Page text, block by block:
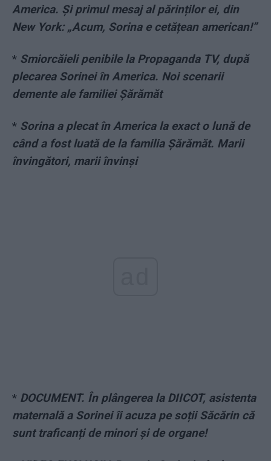
America. Și primul mesaj al părinților ei, din
New York: „Acum, Sorina e cetățean american!”
* Smiorcăieli penibile la Propaganda TV, după
plecarea Sorinei în America. Noi scenarii
demente ale familiei Șărămăt
* Sorina a plecat în America la exact o lună de
când a fost luată de la familia Șărămăt. Marii
învingători, marii învinși
* DOCUMENT. În plângerea la DIICOT, asistenta
maternală a Sorinei îi acuza pe soții Săcărin că
sunt traficanți de minori și de organe!